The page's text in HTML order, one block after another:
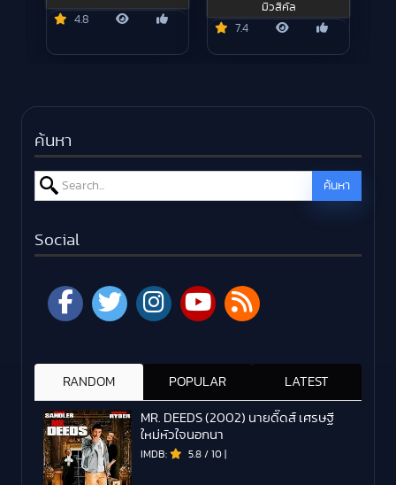
4.8
มิวสิคัล
7.4
ค้นหา
Search for: ค้นหา
Social
RANDOM POPULAR LATEST
MR. DEEDS (2002) นายดี๊ดส์ เศรษฐี
ใหม่หัวใจนอกนา
IMDB: 5.8 / 10 |